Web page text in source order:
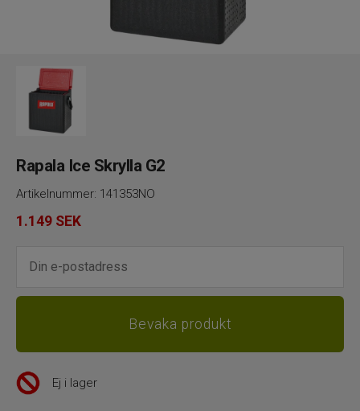
Rapala Ice Skrylla G2
Artikelnummer: 141353NO
1.149 SEK
Ej i lager